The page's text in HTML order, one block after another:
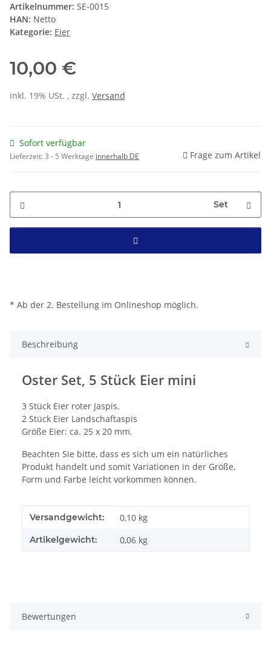
Artikelnummer: SE-0015
HAN: Netto
Kategorie: Eier
10,00 €
inkl. 19% USt. , zzgl. Versand
Sofort verfügbar
Lieferzeit:3 - 5 Werktage innerhalb DE Frage zum Artikel
Set
* Ab der 2. Bestellung im Onlineshop möglich.
Beschreibung
Oster Set, 5 Stück Eier mini
3 Stück Eier roter Jaspis.
2 Stück Eier Landschaftaspis
Größe Eier: ca. 25 x 20 mm.
Beachten Sie bitte, dass es sich um ein natürliches
Produkt handelt und somit Variationen in der Größe,
Form und Farbe leicht vorkommen können.
Produkteigenschaft
Wert
Versandgewicht: 0,10 kg
Artikelgewicht: 0,06 kg
Bewertungen